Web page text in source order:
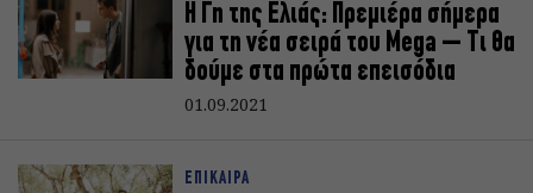
Η Γη της Ελιάς: Πρεμιέρα σήμερα
για τη νέα σειρά του Mega – Τι θα
δούμε στα πρώτα επεισόδια
01.09.2021
ΕΠΙΚΑΙΡΑ